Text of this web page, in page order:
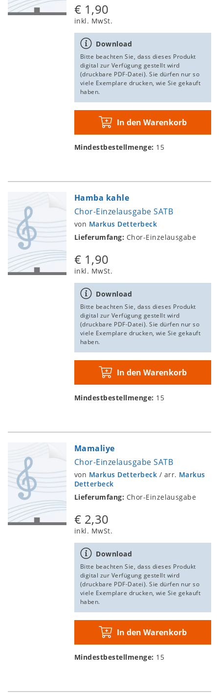
Thula sizwe
Chor-Einzelausgabe SATB
Markus Detterbeck, Traditional, Südafrika / ed.
Markus Detterbeck
€ 2,30
inkl. MwSt.
Download
Chor-Einzelausgabe SATB
€ 2,30
inkl. MwSt.
Download
den
Warenkorb
Thula mtwana wami
Chor-Einzelausgabe SATB
Markus Detterbeck , Traditional, Südafrika / ed.
Markus Detterbeck
€ 1,90
inkl. MwSt.
Download
€ 1,90
inkl. MwSt.
den
Warenkorb
Freedom is coming
Chor-Einzelausgabe SATB
Markus Detterbeck, Traditional, Südafrika / ed.
Markus Detterbeck
€ 1,90
inkl. MwSt.
Download
€ 1,90
inkl. MwSt.
Download
Bitte beachten Sie, dass dieses Produkt
digital zur Verfügung gestellt wird
(druckbare PDF-Datei). Sie dürfen nur so
viele Exemplare drucken, wie Sie gekauft
haben.
In den Warenkorb
Mindestbestellmenge: 15
Hamba kahle
Chor-Einzelausgabe SATB
von Markus Detterbeck
Lieferumfang: Chor-Einzelausgabe
€ 1,90
inkl. MwSt.
Download
Bitte beachten Sie, dass dieses Produkt
digital zur Verfügung gestellt wird
(druckbare PDF-Datei). Sie dürfen nur so
viele Exemplare drucken, wie Sie gekauft
haben.
In den Warenkorb
Mindestbestellmenge: 15
Mamaliye
Chor-Einzelausgabe SATB
von Markus Detterbeck / arr. Markus
Detterbeck
Lieferumfang: Chor-Einzelausgabe
€ 2,30
inkl. MwSt.
Download
Bitte beachten Sie, dass dieses Produkt
digital zur Verfügung gestellt wird
(druckbare PDF-Datei). Sie dürfen nur so
viele Exemplare drucken, wie Sie gekauft
haben.
In den Warenkorb
Mindestbestellmenge: 15